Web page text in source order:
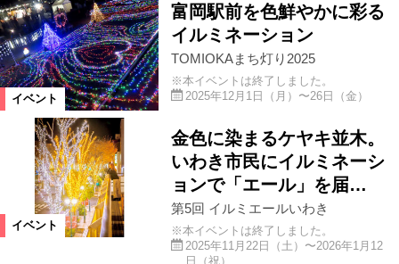
イベント
富岡駅前を色鮮やかに彩る
イルミネーション
TOMIOKAまち灯り2025
※本イベントは終了しました。
2025年12月1日（月）〜26日（金）
イベント
金色に染まるケヤキ並木。
いわき市民にイルミネーシ
ョンで「エール」を届…
第5回 イルミエールいわき
※本イベントは終了しました。
2025年11月22日（土）〜2026年1月12
日（祝）